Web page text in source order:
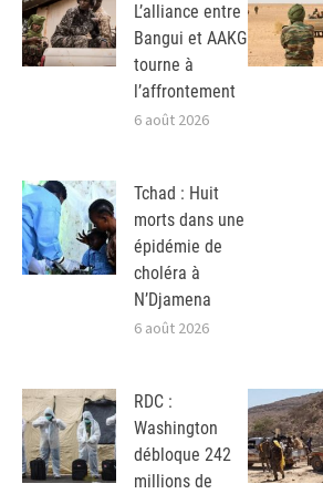
L’alliance entre
Bangui et AAKG
tourne à
l’affrontement
6 août 2026
Tchad : Huit
morts dans une
épidémie de
choléra à
N’Djamena
6 août 2026
RDC :
Washington
débloque 242
millions de